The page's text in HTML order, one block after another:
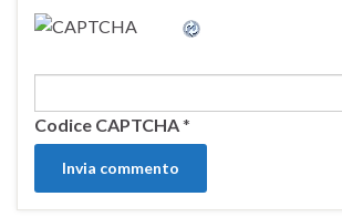
Codice CAPTCHA*